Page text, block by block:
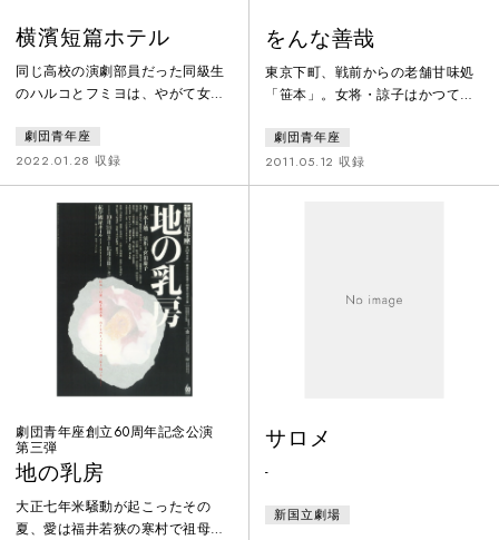
横濱短篇ホテル
同じ高校の演劇部員だった同級生
のハルコとフミヨは、やがて女優
ることになった。それぞれの道に
は、それぞれの出会いと別れがあ
り、ある時は離れ、ある時は近づ
き、そして交差しながら人生の時
を刻んでいく。1970年から５年ご
とに描かれた7つの短篇が、ネック
レスの珠のようにつながって一篇
の物語を編む。2013年初演。その
後全国を巡演し、2022年までの公
演数は195回を数える。※
劇団青年座
2022.01.28 収録
をんな善哉
東京下町、戦前からの老舗甘味処
「笹本」。女将・諒子はかつて広
ンだった。時代はバブル景気真っ
只中、男と肩を並べバリバリ仕事
をこなし恋も遊びも贅沢に楽しん
騒ぎの毎日は終わった。諒子は退
劇団青年座
2011.05.12 収録
劇団青年座創立60周年記念公演
第三弾
地の乳房
大正七年米騒動が起こったその
夏、愛は福井若狭の寒村で祖母を
サロメ
-
新国立劇場